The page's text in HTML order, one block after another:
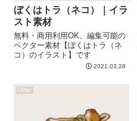
ぼくはトラ（ネコ）｜イラ
スト素材
無料・商用利用OK、編集可能の
ベクター素材【ぼくはトラ（ネ
コ）のイラスト】です
2021.03.28
Other